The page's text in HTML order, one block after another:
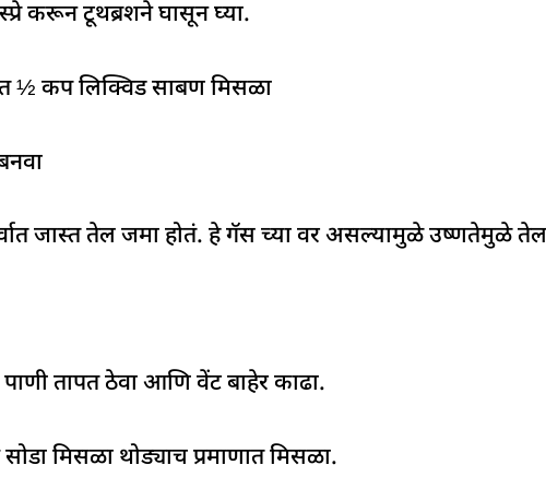
करून टूथब्रशने घासून घ्या.
½ कप लिक्विड साबण मिसळा
जास्त तेल जमा होतं. हे गॅस च्या वर असल्यामुळे उष्णतेमुळे
तापत ठेवा आणि वेंट बाहेर काढा.
मिसळा थोड्याच प्रमाणात मिसळा.